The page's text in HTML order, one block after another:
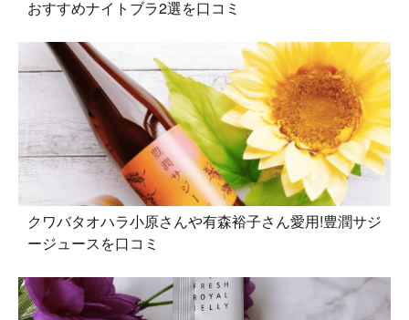
おすすめナイトブラ2選を口コミ
クワバタオハラ小原さんや有森裕子さん愛用!豊潤サジ
ージュースを口コミ